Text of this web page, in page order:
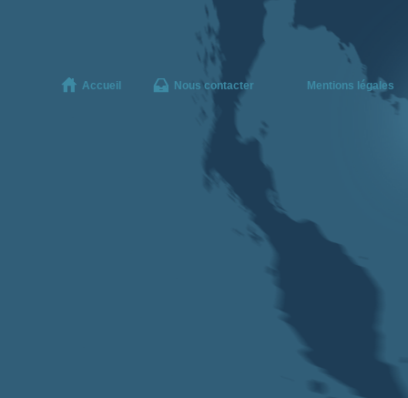
Accueil Nous contacter Mentions légales